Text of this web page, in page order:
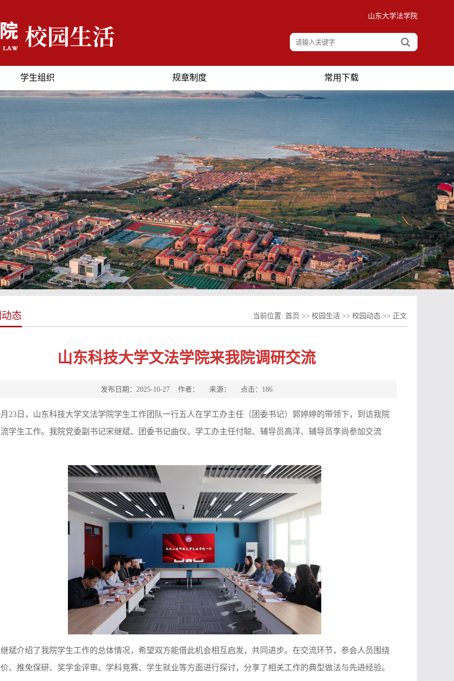
山东大学法学院
学生组织 规章制度 常用下载
态 当前位置: 首页 >> 校园生活 >> 校园动态 >> 正文
山东科技大学文法学院来我院调研交流
发布日期：2025-10-27 作者： 来源： 点击： 186
23日，山东科技大学文法学院学生工作团队一行五人在学工办主任（团委书记）郭婷婷的带领下，到访我院
学生工作。我院党委副书记宋继斌、团委书记曲仪、学工办主任付聪、辅导员高洋、辅导员李尚参加交流
斌介绍了我院学生工作的总体情况，希望双方能借此机会相互启发，共同进步。在交流环节，参会人员围绕
、推免保研、奖学金评审、学科竞赛、学生就业等方面进行探讨，分享了相关工作的典型做法与先进经验。